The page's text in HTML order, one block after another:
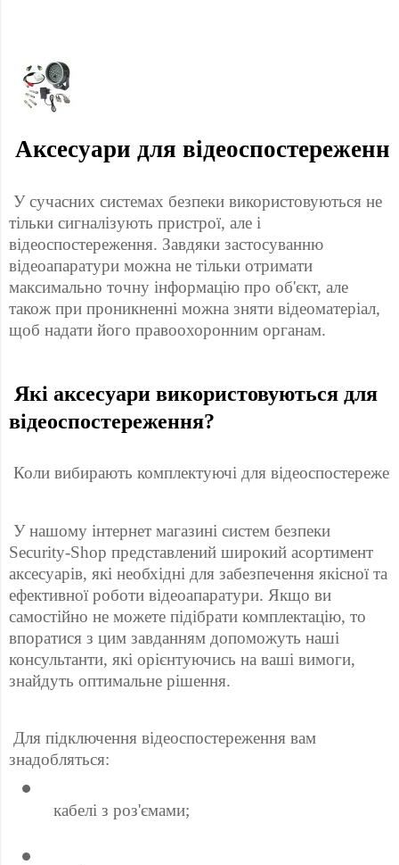
Аксесуари для
тільки сигналізують пристрої, але і
відеоспостереження. Завдяки застосуванню
відеоапаратури можна не тільки отримати
максимально точну інформацію про об'єкт, але
також при проникненні можна зняти відеоматеріал,
щоб надати його правоохоронним органам.
відеоспостереження?
Коли вибирають комплектуючі для
Security-Shop представлений широкий асортимент
аксесуарів, які необхідні для забезпечення якісної та
ефективної роботи відеоапаратури. Якщо ви
самостійно не можете підібрати комплектацію, то
впоратися з цим завданням допоможуть наші
консультанти, які орієнтуючись на ваші вимоги,
знайдуть оптимальне рішення.
знадобляться:
кабелі з роз'ємами;